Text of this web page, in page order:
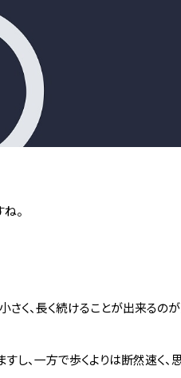
。
く、長く続けることが出来るのが
、一方で歩くよりは断然速く、